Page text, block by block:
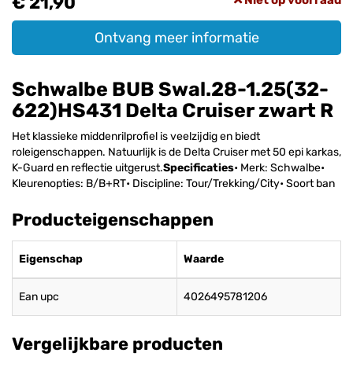
Ontvang meer informatie
Schwalbe BUB Swal.28-1.25(32-
622)HS431 Delta Cruiser zwart R
Het klassieke middenrilprofiel is veelzijdig en biedt
roleigenschappen. Natuurlijk is de Delta Cruiser met 50 epi karkas,
K-Guard en reflectie uitgerust.Specificaties• Merk: Schwalbe•
Kleurenopties: B/B+RT• Discipline: Tour/Trekking/City• Soort ban
Producteigenschappen
Eigenschap Waarde
Ean upc 4026495781206
Vergelijkbare producten